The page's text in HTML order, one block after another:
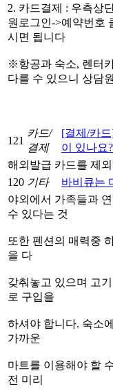
2. 카드결제 : 우측상
원로그인->예약번호
시면 됩니다
※항공과 숙소, 렌터
다를 수 있으니 상담
121
카드/
결제
[결제/카
이 있나요?
해외발급 카드를 제
120 기타
바비큐는
야외에서 가족들과
수 있다는 것
또한 펜션의 매력중
을 다
갖춰놓고 있으며 고
로 구입을
하셔야 합니다. 숙소
가까운
마트를 이용해야 할
전 미리